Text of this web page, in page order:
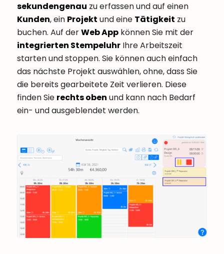
sekundengenau zu erfassen und auf einen
Kunden, ein Projekt und eine Tätigkeit zu
buchen. Auf derWeb Appkönnen Sie mit der
integrierten StempeluhrIhre Arbeitszeit
starten und stoppen. Sie können auch einfach
das nächste Projekt auswählen, ohne, dass Sie
die bereits gearbeitete Zeit verlieren. Diese
finden Sie rechts oben und kann nach Bedarf
ein- und ausgeblendet werden.